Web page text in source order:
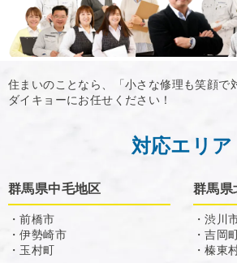
住まいのことなら、「小さな修理も笑顔で
ダイキョーにお任せください！
対応エリア
群馬県中毛地区
・前橋市
・伊勢崎市
・玉村町
群馬県
・渋川
・吉岡
・榛東